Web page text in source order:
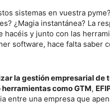
sistemas en vuestra
¿Magia instantánea? La
y junto con las
software, hace falta saber
la gestión empresarial de
herramientas como GTM,
entre una empresa que